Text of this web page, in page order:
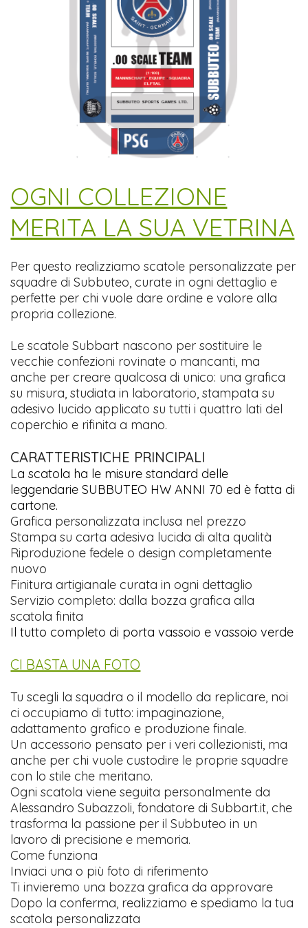
​OGNI COLLEZIONE
MERITA LA SUA VETRINA
Per questo realizziamo scatole personalizzate per
squadre di Subbuteo, curate in ogni dettaglio e
perfette per chi vuole dare ordine e valore alla
propria collezione.
Le scatole Subbart nascono per sostituire le
vecchie confezioni rovinate o mancanti, ma
anche per creare qualcosa di unico: una grafica
su misura, studiata in laboratorio, stampata su
adesivo lucido applicato su tutti i quattro lati del
coperchio e rifinita a mano.
CARATTERISTICHE PRINCIPALI
La scatola ha le misure standard delle
leggendarie SUBBUTEO HW ANNI 70 ed è fatta di
cartone.
Grafica personalizzata inclusa nel prezzo
Stampa su carta adesiva lucida di alta qualità
Riproduzione fedele o design completamente
nuovo
Finitura artigianale curata in ogni dettaglio
Servizio completo: dalla bozza grafica alla
scatola finita
Il tutto completo di porta vassoio e vassoio verde
CI BASTA UNA FOTO
Tu scegli la squadra o il modello da replicare, noi
ci occupiamo di tutto: impaginazione,
adattamento grafico e produzione finale.
Un accessorio pensato per i veri collezionisti, ma
anche per chi vuole custodire le proprie squadre
con lo stile che meritano.
Ogni scatola viene seguita personalmente da
Alessandro Subazzoli, fondatore di Subbart.it, che
trasforma la passione per il Subbuteo in un
lavoro di precisione e memoria.
Come funziona
Inviaci una o più foto di riferimento
Ti invieremo una bozza grafica da approvare
Dopo la conferma, realizziamo e spediamo la tua
scatola personalizzata